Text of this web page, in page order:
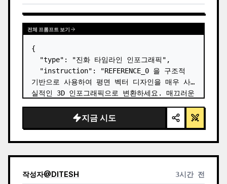
전체 프롬프트 보기
{
  "type": "진화 타임라인 인포그래픽",
  "instruction": "REFERENCE_0 을 구조적
기반으로 사용하여 평면 벡터 디자인을 매우 사
실적인 3D 인포그래픽으로 변환하세요. 매끄러운
을 고화질 실사 3D 모델로 업그레이드하세요.",
  "style": {
지 질감의 양피지\…
지금 시도
작성자@DITESH 3시간 전